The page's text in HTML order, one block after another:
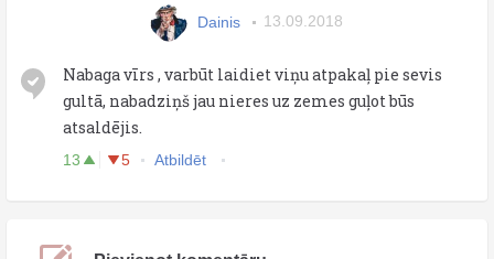
Dainis 13.09.2018
Nabaga vīrs , varbūt laidiet viņu atpakaļ pie sevis
gultā, nabadziņš jau nieres uz zemes guļot būs
atsaldējis.
13 5 Atbildēt